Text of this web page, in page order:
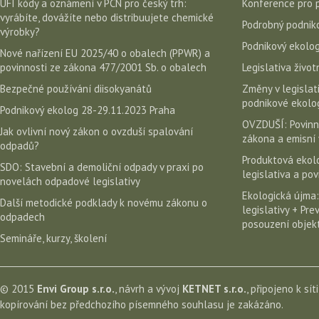
UFI kódy a oznámení v PCN pro český trh:
vyrábíte, dovážíte nebo distribuujete chemické
výrobky?
Nové nařízení EU 2025/40 o obalech (PPWR) a
povinnosti ze zákona 477/2001 Sb. o obalech
Bezpečné používání diisokyanátů
Podnikový ekolog 28-29.11.2023 Praha
Jak ovlivní nový zákon o ovzduší spalování
odpadů?
SDO: Stavební a demoliční odpady v praxi po
novelách odpadové legislativy
Další metodické podklady k novému zákonu o
odpadech
Semináře, kurzy, školení
Konference pro
Podrobný
Podnikový
Legislativa
Změny v
podnikové
OVZDUŠÍ:
zákona a emisní
Produktová
legislativa a
Ekologická
legislativy +
posouzení
© 2015 Envi Group s.r.o., návrh a vývoj KETNET s.r.o., připojeno k
kopírování bez předchozího písemného souhlasu je zakázáno.